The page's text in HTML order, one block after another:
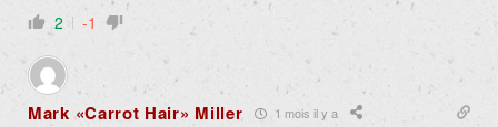
2 -1
Mark «Carrot Hair» Miller 1 mois il y a